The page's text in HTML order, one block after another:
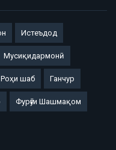
Истеъдод
Мусиқидармонӣ
Роҳи шаб Ганчур
Фурӯғи Шашмақом